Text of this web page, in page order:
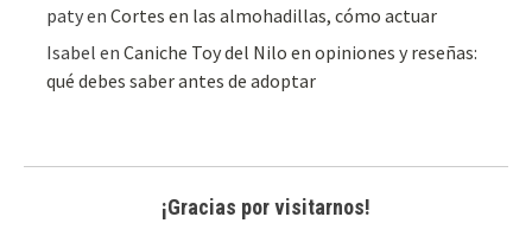
patyenCortes en las almohadillas, cómo actuar
Isabel enCaniche Toy del Nilo en opiniones y reseñas:
qué debes saber antes de adoptar
¡Gracias por visitarnos!